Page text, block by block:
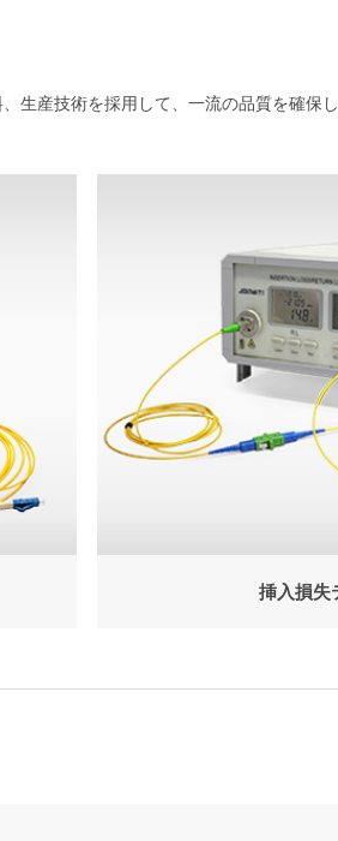
生産技術を採用して、一流の品質を確保
挿入損失